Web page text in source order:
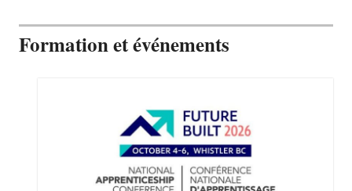
Formation et événements